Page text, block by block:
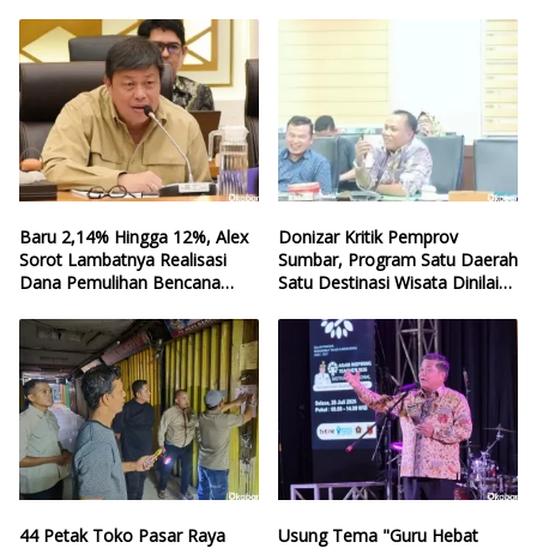
Baru 2,14% Hingga 12%, Alex
Sorot Lambatnya Realisasi
Dana Pemulihan Bencana
Donizar Kritik Pemprov
Sumbar, Program Satu Daerah
Satu Destinasi Wisata Dinilai
44 Petak Toko Pasar Raya
Usung Tema "Guru Hebat